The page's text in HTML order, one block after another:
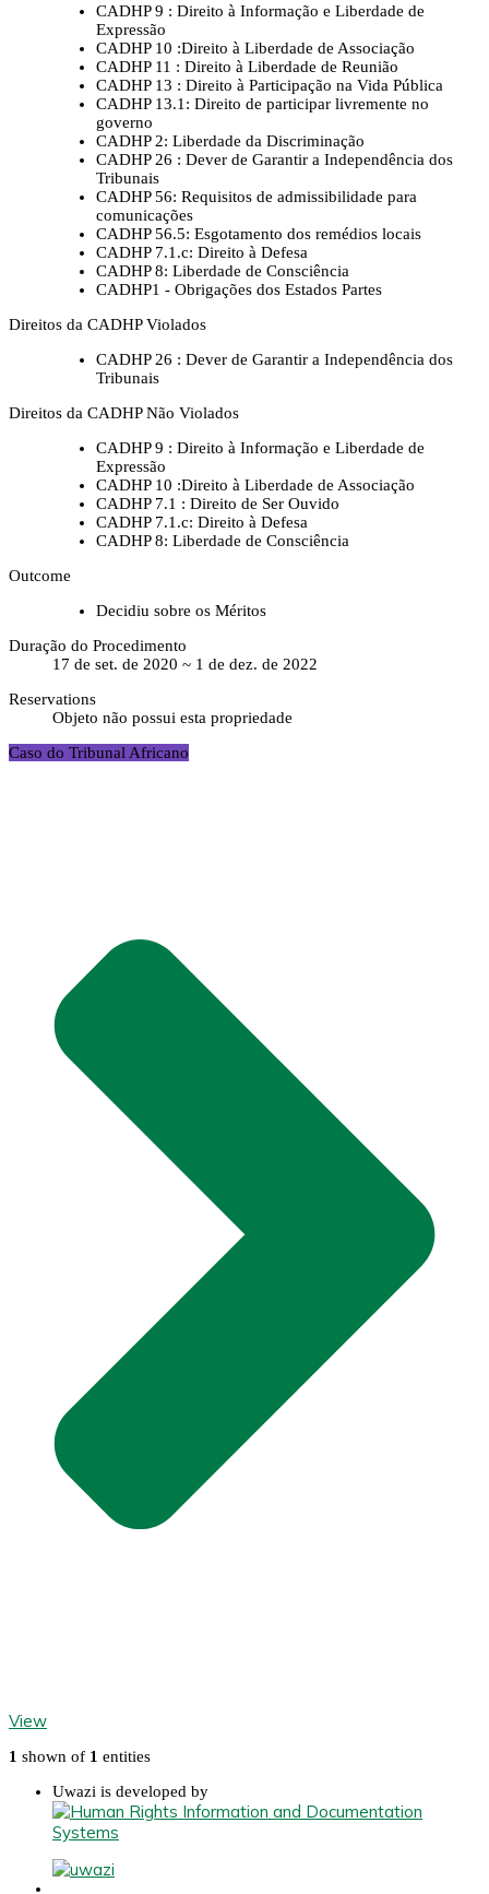
CADHP 9 : Direito à Informação e Liberdade de
Expressão
CADHP 10 :Direito à Liberdade de Associação
CADHP 11 : Direito à Liberdade de Reunião
CADHP 13 : Direito à Participação na Vida Pública
CADHP 13.1: Direito de participar livremente no
governo
CADHP 2: Liberdade da Discriminação
CADHP 26 : Dever de Garantir a Independência dos
Tribunais
CADHP 56: Requisitos de admissibilidade para
comunicações
CADHP 56.5: Esgotamento dos remédios locais
CADHP 7.1.c: Direito à Defesa
CADHP 8: Liberdade de Consciência
CADHP1 - Obrigações dos Estados Partes
Direitos da CADHP Violados
CADHP 26 : Dever de Garantir a Independência dos
Tribunais
Direitos da CADHP Não Violados
CADHP 9 : Direito à Informação e Liberdade de
Expressão
CADHP 10 :Direito à Liberdade de Associação
CADHP 7.1 : Direito de Ser Ouvido
CADHP 7.1.c: Direito à Defesa
CADHP 8: Liberdade de Consciência
Outcome
Decidiu sobre os Méritos
Duração do Procedimento
17 de set. de 2020 ~ 1 de dez. de 2022
Reservations
Objeto não possui esta propriedade
Caso do Tribunal Africano
View
1 shown of 1 entities
Uwazi is developed by